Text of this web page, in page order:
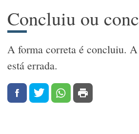
Concluiu ou
A forma correta é concluiu.
está errada.